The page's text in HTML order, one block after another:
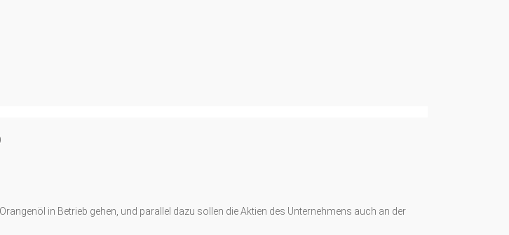
in Betrieb gehen, und parallel dazu sollen die Aktien des Unternehmens auch an der